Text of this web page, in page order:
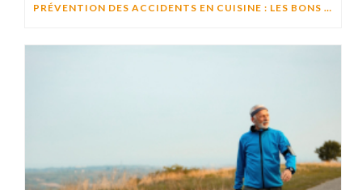
PRÉVENTION DES ACCIDENTS EN CUISINE : LES BONS RÉFLEXES POUR CUISINER EN TOUTE SÉCURITÉ